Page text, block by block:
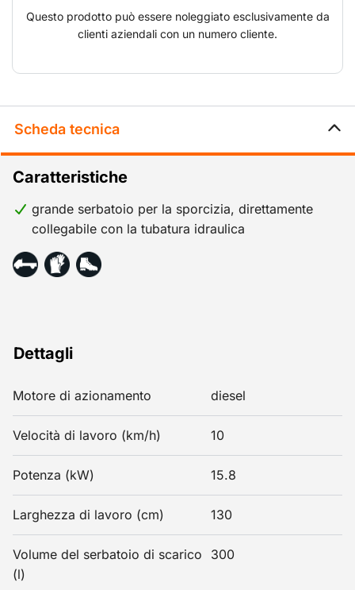
Questo prodotto può essere noleggiato esclusivamente da
clienti aziendali con un numero cliente.
Scheda tecnica
Dettagli
Motore di azionamento diesel
Velocità di lavoro (km/h) 10
Potenza (kW) 15.8
Larghezza di lavoro (cm) 130
Volume del serbatoio di scarico
(l)
300
Caratteristiche
grande serbatoio per la sporcizia, direttamente
collegabile con la tubatura idraulica